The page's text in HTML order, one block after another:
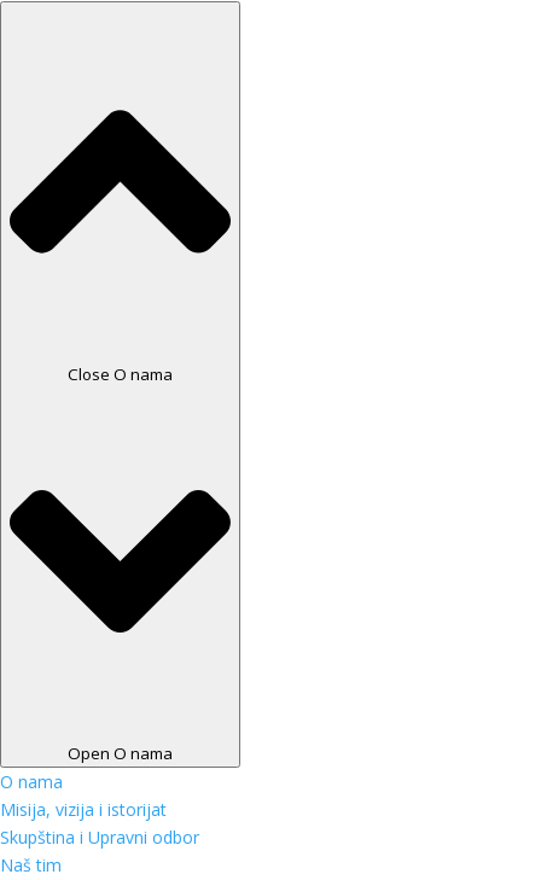
Close O nama
Open O nama
O nama
Misija, vizija i istorijat
Skupština i Upravni odbor
Naš tim